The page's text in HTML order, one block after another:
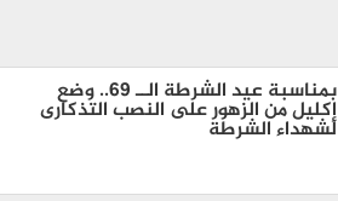
بمناسبة عيد الشرطة الــ 69.. وضع
إكليل من الزهور على النصب التذكارى
لشهداء الشرطة